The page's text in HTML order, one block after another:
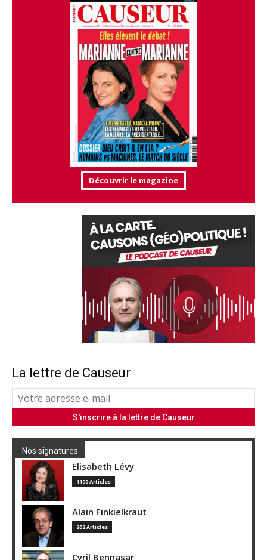
Découvrir le magazine
La lettre de Causeur
Nos signatures
Elisabeth Lévy
1190 Articles
Alain Finkielkraut
202 Articles
Cyril Bennasar